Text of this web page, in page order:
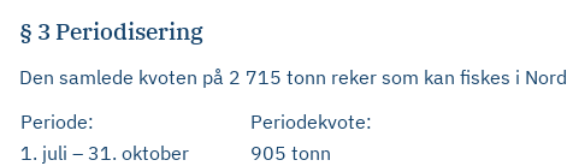
§ 3 Periodisering
Den samlede kvoten på 2 715 tonn reker som kan fiskes i
Periode:
Periodekvote:
1. juli – 31. oktober
905 tonn